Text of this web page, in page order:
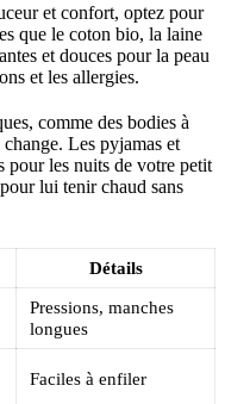
et confort, optez pour
que le coton bio, la laine
et douces pour la peau
et les allergies.
comme des bodies à
Les pyjamas et
pour les nuits de votre petit
lui tenir chaud sans
Détails
Pressions, manches
longues
Faciles à enfiler